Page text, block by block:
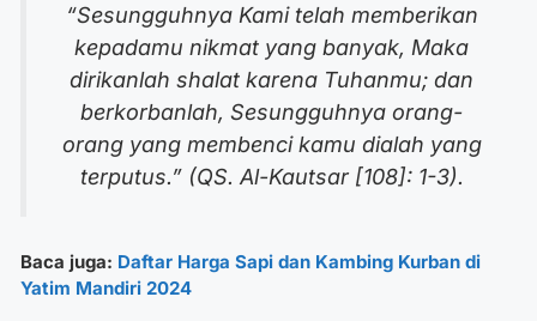
“Sesungguhnya Kami telah memberikan
kepadamu nikmat yang banyak, Maka
dirikanlah shalat karena Tuhanmu; dan
berkorbanlah, Sesungguhnya orang-
orang yang membenci kamu dialah yang
terputus.” (QS. Al-Kautsar [108]: 1-3).
Baca juga: Daftar Harga Sapi dan Kambing Kurban di
Yatim Mandiri 2024